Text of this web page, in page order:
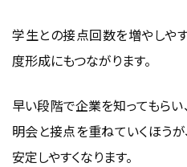
学生との接点回数を増やしや
度形成にもつながります。
早い段階で企業を知ってもらい
明会と接点を重ねていくほう
安定しやすくなります。